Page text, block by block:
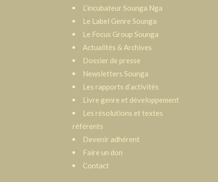
L’incubateur Sounga Nga
Le Label Genre Sounga
Le Focus Group Sounga
Actualités & Archives
Dossier de presse
Newsletters Sounga
Les rapports d’activités
Livre genre et développement
Les résolutions et textes
référents
Devenir adhérent
Faire un don
Contact